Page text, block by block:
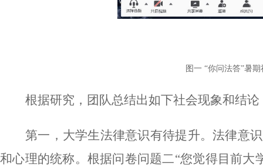
图一 “你问法答”暑
根据研究，团队总结出如下社会现象和结论
第一，大学生法律意识有待提升。法律意
和心理的统称。根据问卷问题二“您觉得目前大